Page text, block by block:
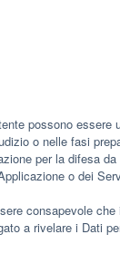
possono essere
o nelle fasi
per la difesa da
o dei
consapevole
a rivelare i Dati